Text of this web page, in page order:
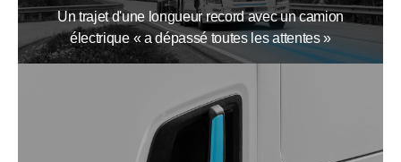
Un trajet d'une longueur record avec un camion
électrique « a dépassé toutes les attentes »